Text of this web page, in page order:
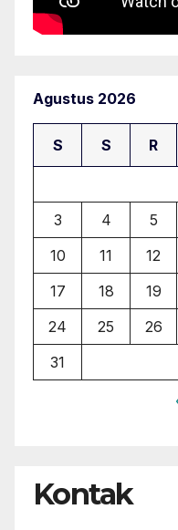
Agustus 2026
S S R
3
4 5
10
11 12
17
18 19
24
25 26
31
Kontak